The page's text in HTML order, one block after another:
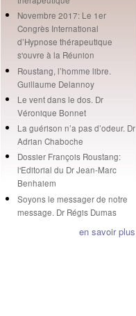
Novembre 2017: Le 1er
Congrès International
d’Hypnose thérapeutique
s'ouvre à la Réunion
Roustang, l’homme libre.
Guillaume Delannoy
Le vent dans le dos. Dr
Véronique Bonnet
La guérison n’a pas d’odeur. Dr
Adrian Chaboche
Dossier François Roustang:
l'Editorial du Dr Jean-Marc
Benhaiem
Soyons le messager de notre
message. Dr Régis Dumas
en savoir plus